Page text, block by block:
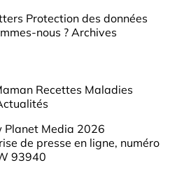
Protection des données
nous ? Archives
Recettes Maladies
Planet Media 2026
de presse en ligne, numéro
93940